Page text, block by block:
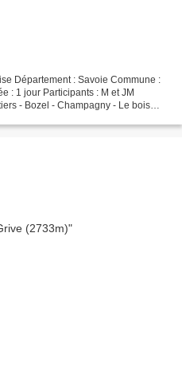
Département : Savoie Commune :
: 1 jour Participants : M et JM
- Bozel - Champagny - Le bois